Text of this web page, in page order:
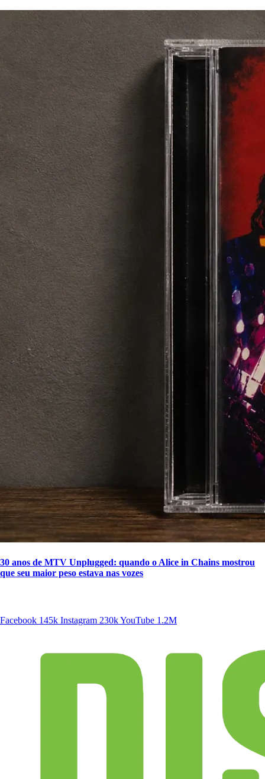
30 anos de MTV Unplugged: quando o Alice in Chains mostrou
que seu maior peso estava nas vozes
Facebook 145k Instagram 230kYouTube 1.2M